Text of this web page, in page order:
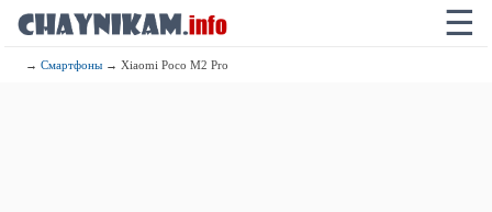
☰
→Смартфоны → Xiaomi Poco M2 Pro